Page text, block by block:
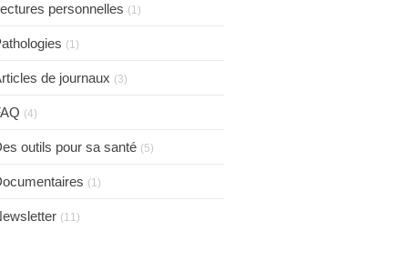
personnelles (1)
(1)
de journaux (3)
(4)
outils pour sa santé (5)
(1)
(11)